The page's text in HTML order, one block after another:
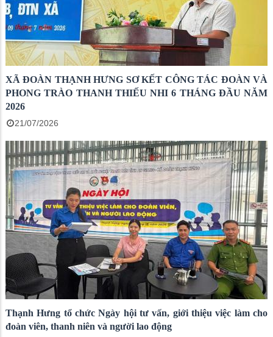
XÃ ĐOÀN THẠNH HƯNG SƠ KẾT CÔNG TÁC ĐOÀN VÀ
PHONG TRÀO THANH THIẾU NHI 6 THÁNG ĐẦU NĂM
2026
21/07/2026
Thạnh Hưng tổ chức Ngày hội tư vấn, giới thiệu việc làm cho
đoàn viên, thanh niên và người lao động